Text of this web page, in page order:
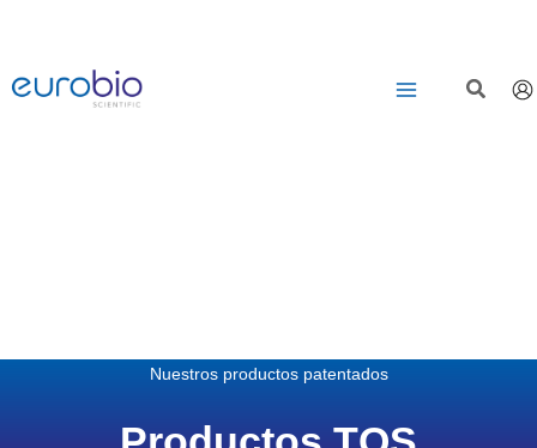
contenido
Nuestros productos patentados